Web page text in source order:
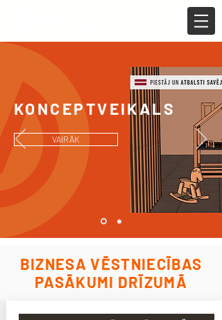
KONCEPTVEIKALS
VAIRĀK
BIZNESA VĒSTNIECĪBAS
PASĀKUMI DRĪZUMĀ